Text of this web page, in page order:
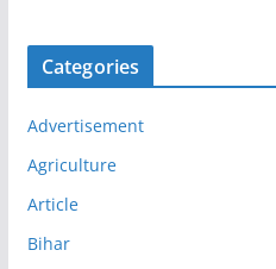
Categories
Advertisement
Agriculture
Article
Bihar